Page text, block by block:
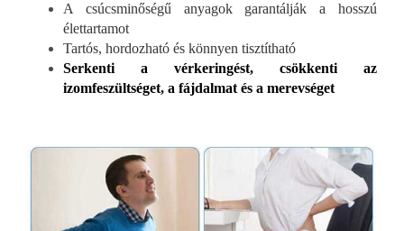
A csúcsminőségű anyagok garantálják a hosszú
élettartamot
Tartós, hordozható és könnyen tisztítható
Serkenti a vérkeringést, csökkenti az
izomfeszültséget, a fájdalmat és a merevséget